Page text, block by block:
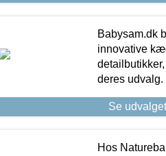
Babysam.dk
innovative
deres udvalg.
Se
Hos